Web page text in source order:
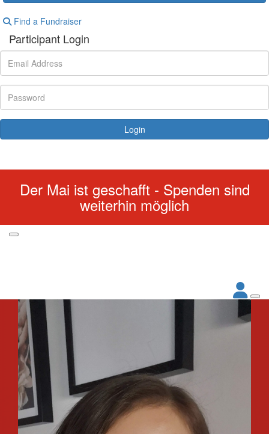
Find a Fundraiser
Participant Login
Login
Der Mai ist geschafft - Spenden sind
weiterhin möglich